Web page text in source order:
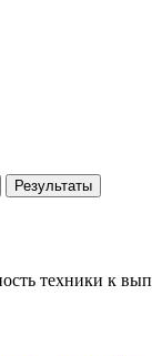
Результаты